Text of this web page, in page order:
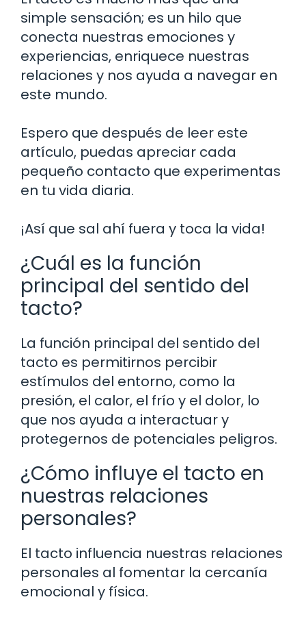
simple sensación; es un hilo que
conecta nuestras emociones y
experiencias, enriquece nuestras
relaciones y nos ayuda a navegar en
este mundo.
Espero que después de leer este
artículo, puedas apreciar cada
pequeño contacto que experimentas
en tu vida diaria.
¡Así que sal ahí fuera y toca la vida!
¿Cuál es la función
principal del sentido del
tacto?
La función principal del sentido del
tacto es permitirnos percibir
estímulos del entorno, como la
presión, el calor, el frío y el dolor, lo
que nos ayuda a interactuar y
protegernos de potenciales peligros.
¿Cómo influye el tacto en
nuestras relaciones
personales?
El tacto influencia nuestras relaciones
personales al fomentar la cercanía
emocional y física.